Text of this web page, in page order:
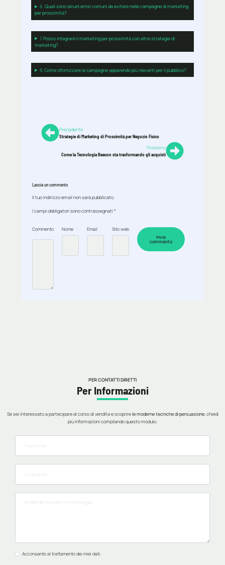
6.Quali sono alcuni errori comuni da evitare nelle campagne di marketing
per prossimità?
7. Posso integrare il marketing per prossimità con altre strategie di
marketing?
8.Come ottimizzare le campagne apparendo più rilevanti per il pubblico?
Precedente
Strategie di Marketing di Prossimità per Negozio Fisico
Prossimo
Come la Tecnologia Beacon sta trasformando gli acquisti
Lascia un commento
Il tuo indirizzo email non sarà pubblicato.
I campi obbligatori sono contrassegnati*
Commento Nome Email Sito web
PER CONTATTI DIRETTI
Per Informazioni
Se sei interessato a partecipare al corso di vendita e scoprirele moderne tecniche di persuasione, chiedi
più informazioni compilando questo modulo.
Nome
Email
Messaggio
PrivacyAcconsento al trattamento dei miei dati.